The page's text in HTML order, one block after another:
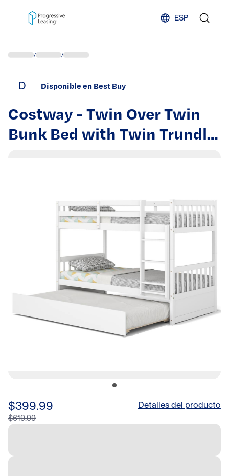
ESP
/ /
D Disponible en Best Buy
Costway - Twin Over Twin
Bunk Bed with Twin Trundle
$399.99
$619.99
Detalles del producto